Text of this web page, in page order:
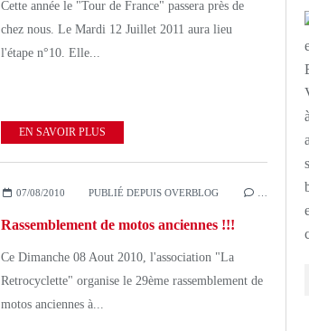
Cette année le "Tour de France" passera près de
chez nous. Le Mardi 12 Juillet 2011 aura lieu
l'étape n°10. Elle...
EN SAVOIR PLUS
07/08/2010 PUBLIÉ DEPUIS OVERBLOG
Rassemblement de motos anciennes !!!
Ce Dimanche 08 Aout 2010, l'association "La
Retrocyclette" organise le 29ème rassemblement de
motos anciennes à...